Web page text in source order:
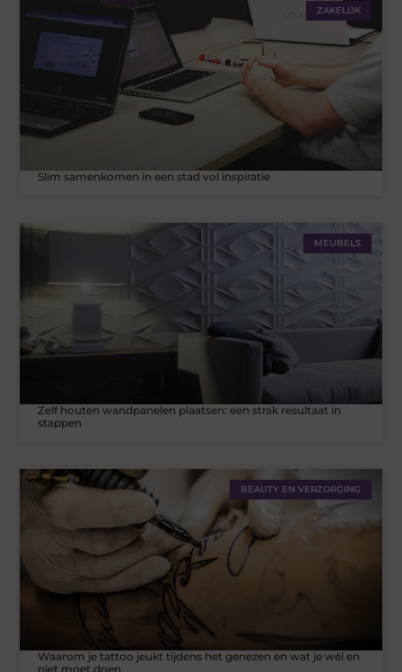
ZAKELIJK
Slim samenkomen in een stad vol inspiratie
MEUBELS
Zelf houten wandpanelen plaatsen: een strak resultaat in
stappen
BEAUTY EN VERZORGING
Waarom je tattoo jeukt tijdens het genezen en wat je wél en
niet moet doen